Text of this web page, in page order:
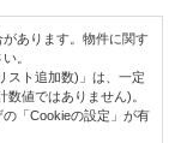
あります。物件に関す
。
スト追加数)」は、一定
値ではありません)。
「Cookieの設定」が有